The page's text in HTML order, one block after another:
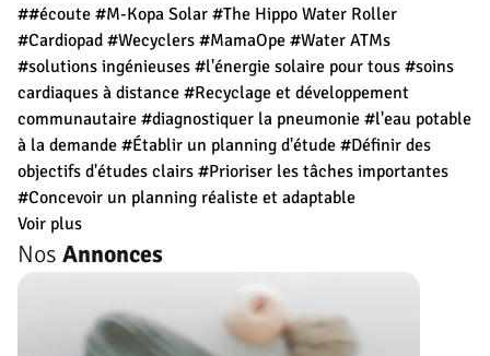
##écoute #M-Kopa Solar #The Hippo Water Roller
#Cardiopad #Wecyclers #MamaOpe #Water ATMs
#solutions ingénieuses #l'énergie solaire pour tous #soins
cardiaques à distance #Recyclage et développement
communautaire #diagnostiquer la pneumonie #l'eau potable
à la demande #Établir un planning d'étude #Définir des
objectifs d'études clairs #Prioriser les tâches importantes
#Concevoir un planning réaliste et adaptable
Voir plus
Nos Annonces